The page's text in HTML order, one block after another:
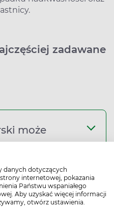
danych dotyczących
internetowej, pokazania
Państwu wspaniałego
Aby uzyskać więcej informacji
otwórz ustawienia.
zadawane
może
można pić